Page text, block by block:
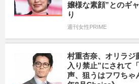
嬢様な素顔”とのギ
り
週刊女性PRIME
村重杏奈、オリラジ
入り禁止”にされて
声、狙うはフワちゃ